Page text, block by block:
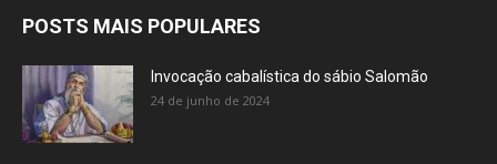
POSTS MAIS POPULARES
Invocação cabalística do sábio Salomão
24 de junho de 2024